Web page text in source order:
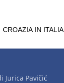
CROAZIA IN ITALIA
Jurica Pavičić